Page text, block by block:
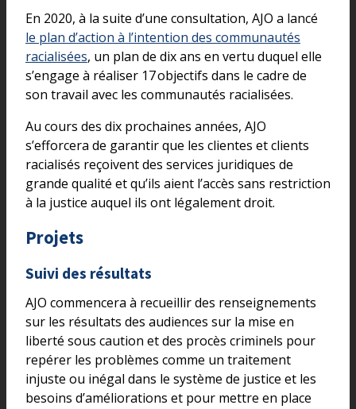
En 2020, à la suite d’une consultation, AJO a lancé
le plan d’action à l’intention des communautés
racialisées, un plan de dix ans en vertu duquel elle
s’engage à réaliser 17 objectifs dans le cadre de
son travail avec les communautés racialisées.
Au cours des dix prochaines années, AJO
s’efforcera de garantir que les clientes et clients
racialisés reçoivent des services juridiques de
grande qualité et qu’ils aient l’accès sans restriction
à la justice auquel ils ont légalement droit.
Projets
Suivi des résultats
AJO commencera à recueillir des renseignements
sur les résultats des audiences sur la mise en
liberté sous caution et des procès criminels pour
repérer les problèmes comme un traitement
injuste ou inégal dans le système de justice et les
besoins d’améliorations et pour mettre en place